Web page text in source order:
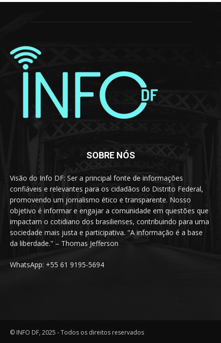
SOBRE NÓS
Visão do Info DF: Ser a principal fonte de informações
confiáveis e relevantes para os cidadãos do Distrito Federal,
promovendo um jornalismo ético e transparente. Nosso
objetivo é informar e engajar a comunidade em questões que
impactam o cotidiano dos brasilienses, contribuindo para uma
sociedade mais justa e participativa. "A informação é a base
da liberdade." – Thomas Jefferson
WhatsApp: +55 61 9195-5694
© INFO DF, 2025 - Todos os direitos reservados